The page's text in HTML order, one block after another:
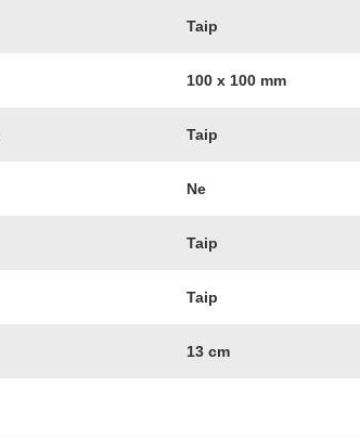
Taip
100 x 100 mm
Taip
Ne
Taip
Taip
13 cm